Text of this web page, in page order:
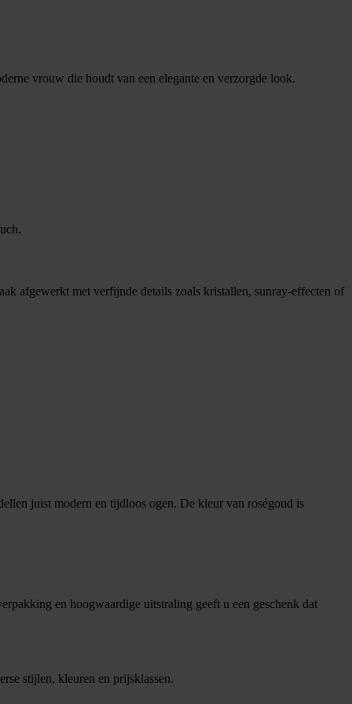
vrouw die houdt van een elegante en verzorgde look.
afgewerkt met verfijnde details zoals kristallen, sunray-effecten of
juist modern en tijdloos ogen. De kleur van roségoud is
en hoogwaardige uitstraling geeft u een geschenk dat
stijlen, kleuren en prijsklassen.